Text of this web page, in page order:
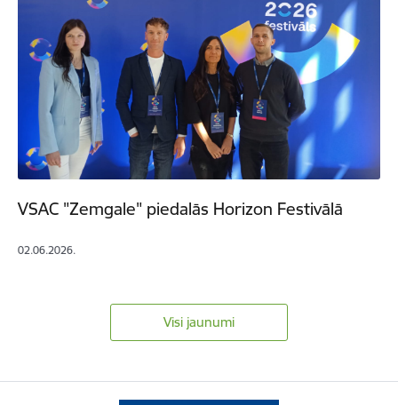
VSAC "Zemgale" piedalās Horizon Festivālā
02.06.2026.
Visi jaunumi